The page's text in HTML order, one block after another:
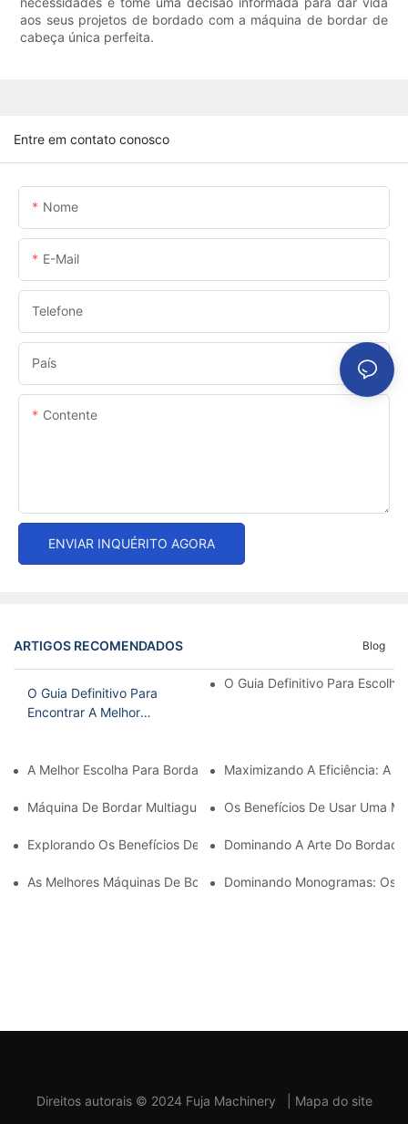
aos seus projetos de bordado com a máquina de bordar de
cabeça única perfeita.
Entre em contato conosco
Nome
E-Mail
Telefone
País
Contente
ENVIAR INQUÉRITO AGORA
ARTIGOS RECOMENDADOS Blog
O Guia Definitivo Para
Encontrar A Melhor
Acessível
O Guia Definitivo Para
A Melhor Escolha Para Bordado Doméstico: A Melhor Máquina
Maximizando A Eficiência: A
Máquina De Bordar Multiagulhas Acessível: Uma Opção
Os Benefícios De Usar Uma
Explorando Os Benefícios De Uma Máquina De Bordar Com
Dominando A Arte Do
As Melhores Máquinas De Bordar Comerciais Pequenas Para O
Dominando Monogramas: Os
Direitos autorais © 2024 Fuja Machinery Mapa do site